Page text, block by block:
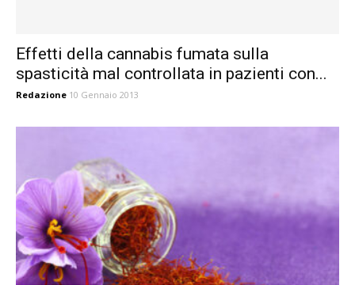
Effetti della cannabis fumata sulla
spasticità mal controllata in pazienti con...
Redazione 10 Gennaio 2013